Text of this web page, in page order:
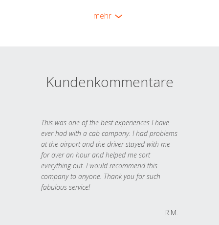
mehr
Kundenkommentare
This was one of the best experiences I have
ever had with a cab company. I had problems
at the airport and the driver stayed with me
for over an hour and helped me sort
everything out. I would recommend this
company to anyone. Thank you for such
fabulous service!
R.M.